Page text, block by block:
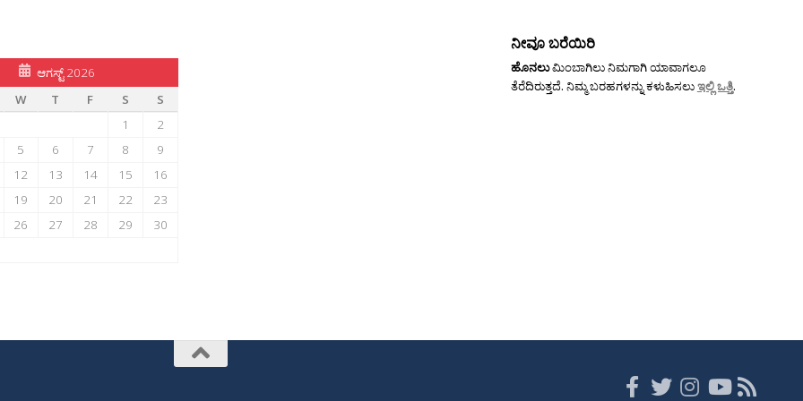
ಆಗಸ್ಟ್ 2026
W
T F S
S
1
2
5
6 7 8
9
12
13 14 15
16
19
20 21 22
23
26
27 28 29 30
ನೀವೂ ಬರೆಯಿರಿ
ಹೊನಲುಮಿಂಬಾಗಿಲು ನಿಮಗಾಗಿ ಯಾವಾಗಲೂ
ತೆರೆದಿರುತ್ತದೆ. ನಿಮ್ಮ ಬರಹಗಳನ್ನು ಕಳುಹಿಸಲುಇಲ್ಲಿ ಒತ್ತಿ.